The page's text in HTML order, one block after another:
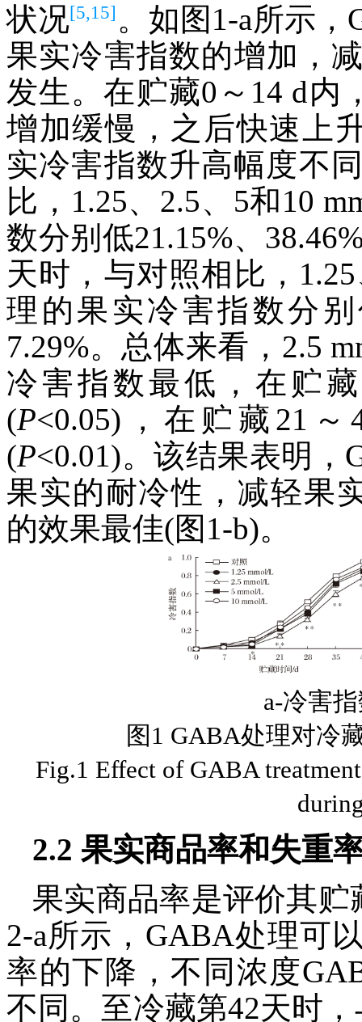
状况[5,15] 。如图1-a所示
果实冷害指数的增加，
发生。在贮藏0～14 d内
增加缓慢，之后快速上
实冷害指数升高幅度不
比，1.25、2.5、5和10
数分别低21.15%、
天时，与对照相比，
理的果实冷害指数分别
7.29%。总体来看，2.5
冷害指数最低，在贮
(P<0.05)，在贮藏21
(P<0.01)。该结果表明
果实的耐冷性，减轻果
的效果最佳(图1-b)。
a-冷害
图1 GABA处理对冷
Fig.1 Effect of GABA
2.2 果实商品率和失重
果实商品率是评价其
2-a所示，GABA处理可
率的下降，不同浓度
不同。至冷藏第42天时